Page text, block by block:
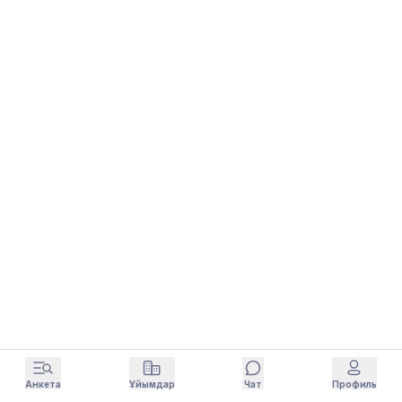
Анкета Ұйымдар Чат Профиль